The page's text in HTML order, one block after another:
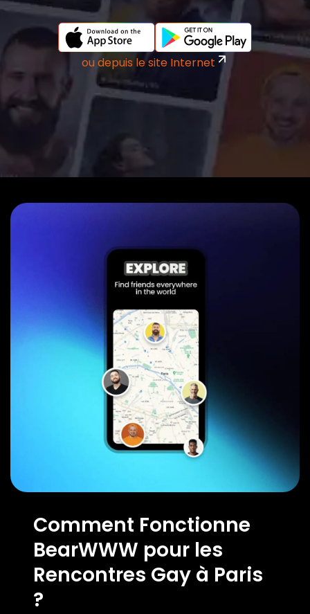
ou depuis le site Internet
Comment Fonctionne
BearWWW pour les
Rencontres Gay à Paris
?